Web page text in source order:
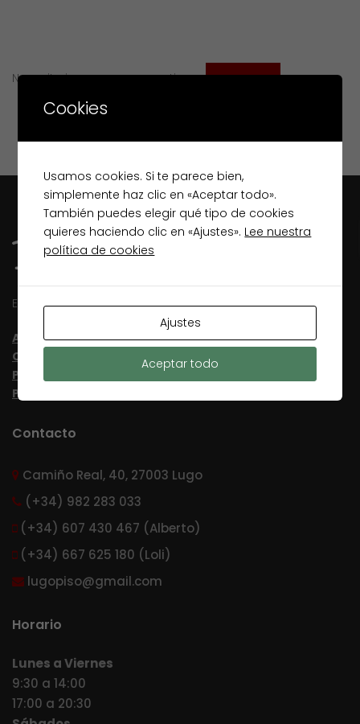
Necesita ingresar para continuar Ingreso
Especialistas inmobiliarios en Lugo desde 2003
Aviso Legal
Condiciones de uso
Política de Privacidad
Política de cookies
Contacto
Camiño Real, 40, 27003 Lugo
(+34) 982 283 033
(+34) 607 430 467 (Alberto)
(+34) 667 625 180 (Loli)
lugopiso@gmail.com
Horario
Lunes a Viernes
9:30 a 14:00
17:00 a 20:30
Cookies
Usamos cookies. Si te parece bien,
simplemente haz clic en «Aceptar todo».
También puedes elegir qué tipo de cookies
quieres haciendo clic en «Ajustes». Lee nuestra
política de cookies
Ajustes
Aceptar todo